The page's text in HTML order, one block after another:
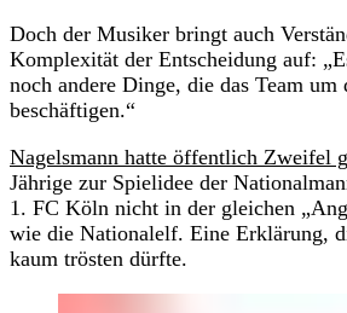
Doch der Musiker bringt auch
Komplexität der Entscheidung auf:
noch andere Dinge, die das Team um
beschäftigen.“
Nagelsmann hatte öffentlich Zweifel
Jährige zur Spielidee der
1. FC Köln nicht in der gleichen
wie die Nationalelf. Eine Erklärung,
kaum trösten dürfte.